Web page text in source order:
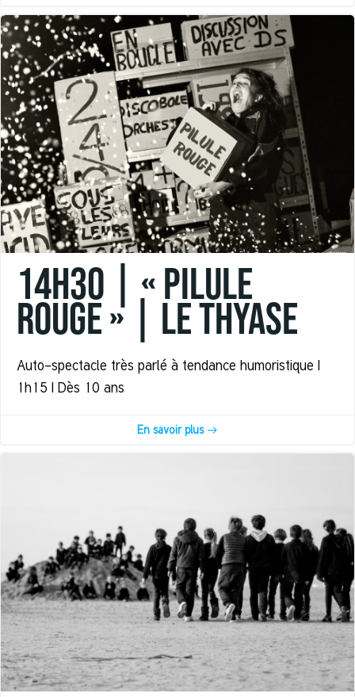
14h30 | « PILULE
ROUGE » | Le Thyase
Auto-spectacle très parlé à tendance humoristique |
1h15 | Dès 10 ans
En savoir plus